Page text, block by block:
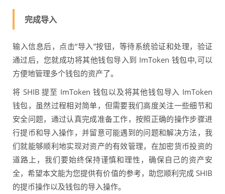
完成导入
输入信息后，点击“导入”按钮，等待系统验证和处理，验证
通过后，您就成功将其他钱包导入到 ImToken 钱包中,可以
方便地管理多个钱包的资产了。
将 SHIB 提至 ImToken 钱包以及将其他钱包导入 ImToken
钱包，虽然过程相对简单，但需要我们高度关注一些细节和
安全问题，通过认真完成准备工作，按照正确的操作步骤进
行提币和导入操作，并留意可能遇到的问题和解决方法，我
们就能够顺利地实现对资产的有效管理，在加密货币投资的
道路上，我们要始终保持谨慎和理性，确保自己的资产安
全，希望本文能为您提供有价值的参考，助您顺利完成 SHIB
的提币操作以及钱包的导入操作。